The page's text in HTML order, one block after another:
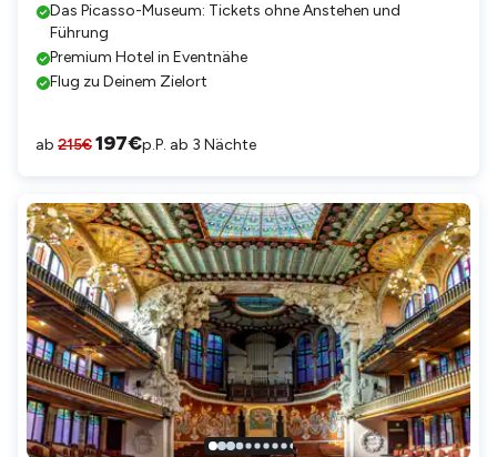
Das Picasso-Museum: Tickets ohne Anstehen und
Führung
Premium Hotel in Eventnähe
Flug zu Deinem Zielort
ab 215€197€p.P. ab 3 Nächte